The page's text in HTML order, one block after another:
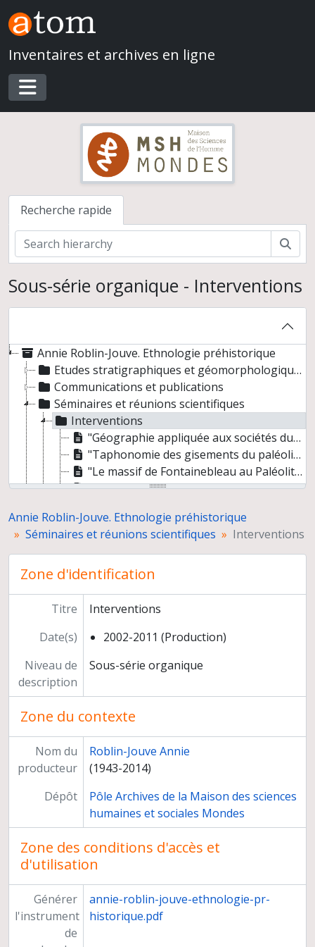
Skip to main content
Inventaires et archives en ligne
Toggle navigation
Recherche rapide
Sous-série organique - Interventions
Annie Roblin-Jouve. Ethnologie préhistorique
Etudes stratigraphiques et géomorphologiques
Communications et publications
Séminaires et réunions scientifiques
Interventions
"Géographie appliquée aux sociétés du passé" (décembre 2002)
"Taphonomie des gisements du paléolithique supérieur dans le centre du Bassin parisien" (janvier 2007)
"Le massif de Fontainebleau au Paléolithique supérieur. Les grands sites d'habitats préhistoriques, évolution des cultures et des paysages." (avec Béatrice Schmider, décembre 2008)
"Contexte physique, chronologique et taphonomie des gisements préhistoriques du Bassin parisien 50 000 - 15 000. Continuité et discontinuité des enregistrements" (avec Sylvain Soriano, février 2011)
Documentation
Correspondance
Carrière
Annie Roblin-Jouve. Ethnologie préhistorique
Séminaires et réunions scientifiques
Interventions
Zone d'identification
Titre
Interventions
Date(s)
2002-2011 (Production)
Niveau de
description
Sous-série organique
Zone du contexte
Nom du
producteur
Roblin-Jouve Annie
(1943-2014)
Dépôt
Pôle Archives de la Maison des sciences
humaines et sociales Mondes
Zone des conditions d'accès et
d'utilisation
Générer
l'instrument
de
annie-roblin-jouve-ethnologie-pr-
historique.pdf